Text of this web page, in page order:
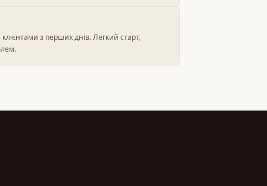
клієнтами з перших днів. Легкий старт,